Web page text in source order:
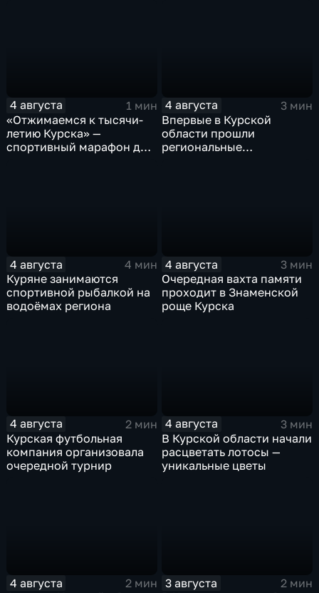
4 августа
1 мин
«Отжимаемся к тысячи-
летию Курска» —
спортивный марафон для
4 августа
3 мин
Впервые в Курской
области прошли
региональные
4 августа
4 мин
Куряне занимаются
спортивной рыбалкой на
водоёмах региона
4 августа
3 мин
Очередная вахта памяти
проходит в Знаменской
роще Курска
4 августа
2 мин
Курская футбольная
компания организовала
очередной турнир
4 августа
3 мин
В Курской области начали
расцветать лотосы —
уникальные цветы
4 августа
2 мин
3 августа
2 мин